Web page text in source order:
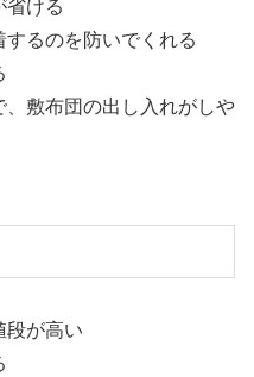
省ける
するのを防いでくれる
、敷布団の出し入れがしや
段が高い